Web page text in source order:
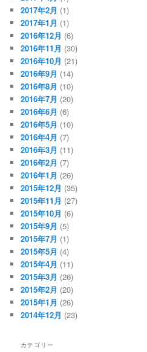
2017年2月 (1)
2017年1月 (1)
2016年12月 (6)
2016年11月 (30)
2016年10月 (21)
2016年9月 (14)
2016年8月 (10)
2016年7月 (20)
2016年6月 (6)
2016年5月 (10)
2016年4月 (7)
2016年3月 (11)
2016年2月 (7)
2016年1月 (26)
2015年12月 (35)
2015年11月 (27)
2015年10月 (6)
2015年9月 (5)
2015年7月 (1)
2015年5月 (4)
2015年4月 (11)
2015年3月 (26)
2015年2月 (20)
2015年1月 (26)
2014年12月 (23)
カテゴリー